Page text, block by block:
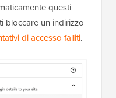
questi
bloccare un indirizzo
di accesso falliti.